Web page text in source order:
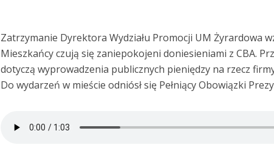
Zatrzymanie Dyrektora Wydziału Promocji UM Żyrardowa
Mieszkańcy czują się zaniepokojeni doniesieniami z CBA.
dotyczą wyprowadzenia publicznych pieniędzy na rzecz
Do wydarzeń w mieście odniósł się Pełniący Obowiązki